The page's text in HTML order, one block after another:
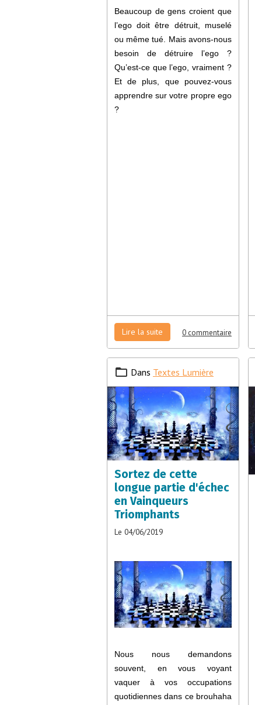
Beaucoup de gens croient que
l’ego doit être détruit, muselé
ou même tué. Mais avons-nous
besoin de détruire l’ego ?
Qu’est-ce que l’ego, vraiment ?
Et de plus, que pouvez-vous
apprendre sur votre propre ego
?
Lire la suite 0 commentaire
Dans Textes Lumière
Sortez de cette
longue partie d'échec
en Vainqueurs
Triomphants
Le 04/06/2019
Nous nous demandons
souvent, en vous voyant
vaquer à vos occupations
quotidiennes dans ce brouhaha